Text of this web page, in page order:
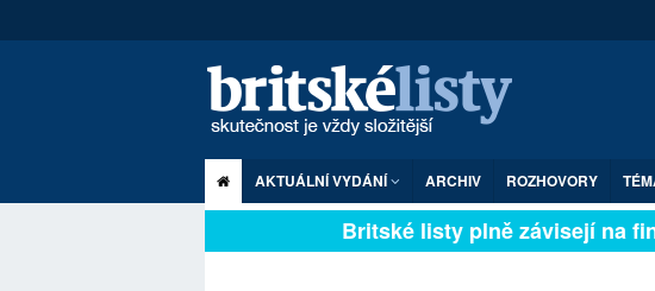
AKTUÁLNÍ VYDÁNÍ ARCHIV ROZHOVORY
Britské listy plně závisejí na